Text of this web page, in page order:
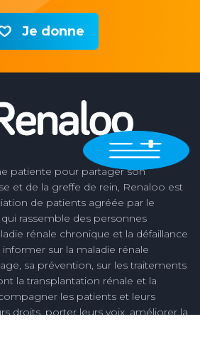
Je donne
patiente pour partager son
et de la greffe de rein, Renaloo est
de patients agréée par le
rassemble des personnes
rénale chronique et la défaillance
sur la maladie rénale
sa prévention, sur les traitements
la transplantation rénale et la
les patients et leurs
droits, porter leurs voix, améliorer la